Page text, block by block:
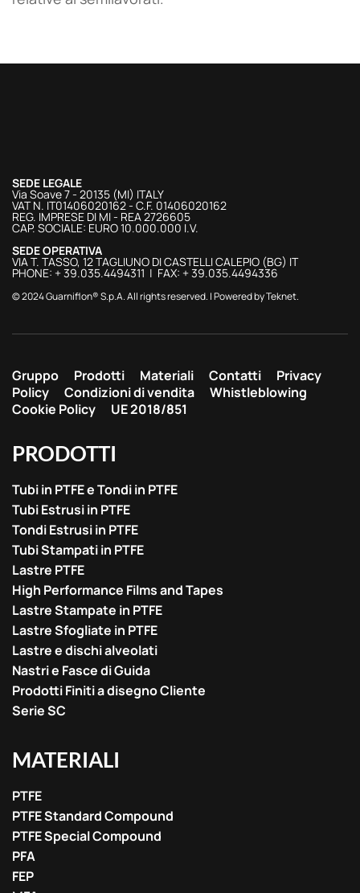
SEDE LEGALE
Via Soave 7 - 20135 (MI) ITALY
VAT N. IT01406020162 - C.F. 01406020162
REG. IMPRESE DI MI - REA 2726605
CAP. SOCIALE: EURO 10.000.000 I.V.
SEDE OPERATIVA
VIA T. TASSO, 12 TAGLIUNO DI CASTELLI CALEPIO (BG) IT
PHONE: + 39.035.4494311 | FAX: + 39.035.4494336
© 2024 Guarniflon® S.p.A. All rights reserved. | Powered byTeknet.
Gruppo Prodotti Materiali Contatti
Privacy
Policy
Condizioni di vendita
Whistleblowing
Cookie Policy
UE 2018/851
PRODOTTI
Tubi in PTFE e Tondi in PTFE
Tubi Estrusi in PTFE
Tondi Estrusi in PTFE
Tubi Stampati in PTFE
Lastre PTFE
High Performance Films and Tapes
Lastre Stampate in PTFE
Lastre Sfogliate in PTFE
Lastre e dischi alveolati
Nastri e Fasce di Guida
Prodotti Finiti a disegno Cliente
Serie SC
MATERIALI
PTFE
PTFE Standard Compound
PTFE Special Compound
PFA
FEP